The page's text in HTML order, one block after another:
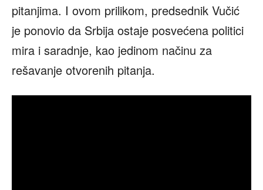
pitanjima. I ovom prilikom, predsednik Vučić
je ponovio da Srbija ostaje posvećena politici
mira i saradnje, kao jedinom načinu za
rešavanje otvorenih pitanja.